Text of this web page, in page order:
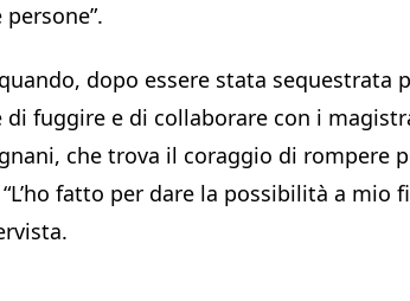
dopo essere stata
di fuggire e di collaborare con i
che trova il coraggio di rompere
fatto per dare la possibilità a mio